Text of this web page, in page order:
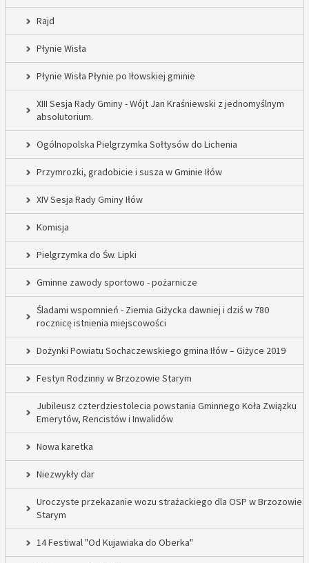
Rajd
Płynie Wisła
Płynie Wisła Płynie po Iłowskiej gminie
XIII Sesja Rady Gminy - Wójt Jan Kraśniewski z jednomyślnym
absolutorium.
Ogólnopolska Pielgrzymka Sołtysów do Lichenia
Przymrozki, gradobicie i susza w Gminie Iłów
XIV Sesja Rady Gminy Iłów
Komisja
Pielgrzymka do Św. Lipki
Gminne zawody sportowo - pożarnicze
Śladami wspomnień - Ziemia Giżycka dawniej i dziś w 780
rocznicę istnienia miejscowości
Dożynki Powiatu Sochaczewskiego gmina Iłów – Giżyce 2019
Festyn Rodzinny w Brzozowie Starym
Jubileusz czterdziestolecia powstania Gminnego Koła Związku
Emerytów, Rencistów i Inwalidów
Nowa karetka
Niezwykły dar
Uroczyste przekazanie wozu strażackiego dla OSP w Brzozowie
Starym
14 Festiwal "Od Kujawiaka do Oberka"